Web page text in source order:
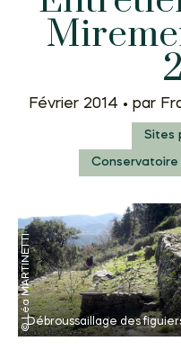
Février 2014 • par
Sites
Débroussaillage des